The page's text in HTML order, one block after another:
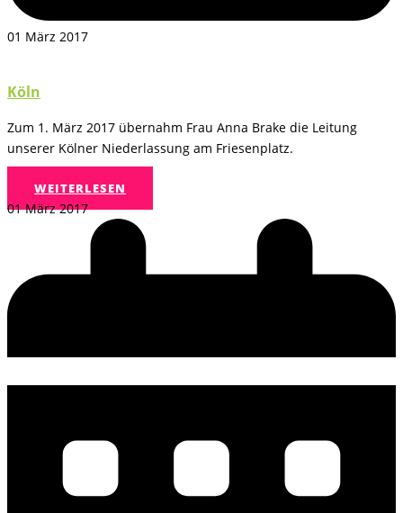
01 März 2017
Köln
Zum 1. März 2017 übernahm Frau Anna Brake die Leitung
unserer Kölner Niederlassung am Friesenplatz.
WEITERLESEN
01 März 2017